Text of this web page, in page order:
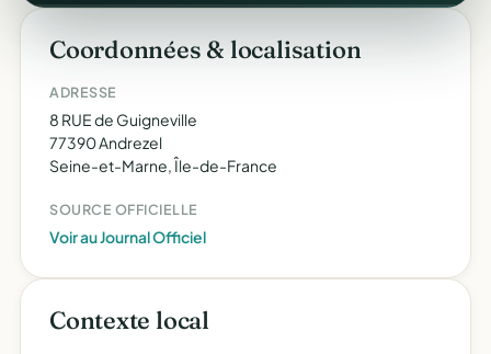
Coordonnées & localisation
ADRESSE
8 RUE de Guigneville
77390 Andrezel
Seine-et-Marne, Île-de-France
SOURCE OFFICIELLE
Voir au Journal Officiel
Contexte local